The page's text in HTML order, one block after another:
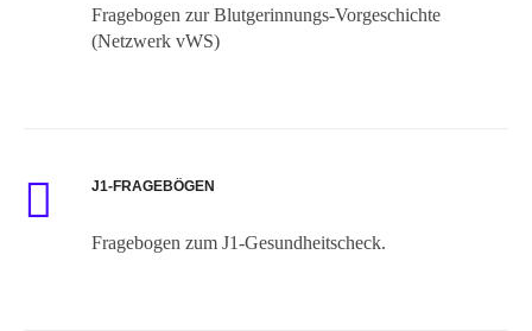
Fragebogen zur Blutgerinnungs-Vorgeschichte
(Netzwerk vWS)
J1-FRAGEBÖGEN
Fragebogen zum J1-Gesundheitscheck.